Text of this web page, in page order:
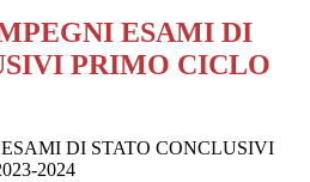
ESAMI DI
PRIMO CICLO
DI STATO CONCLUSIVI
2024